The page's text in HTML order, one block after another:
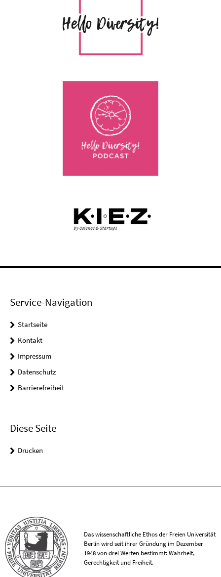
Service-Navigation
Startseite
Kontakt
Impressum
Datenschutz
Barrierefreiheit
Diese Seite
Drucken
Das wissenschaftliche Ethos der Freien Universität
Berlin wird seit ihrer Gründung im Dezember
1948 von drei Werten bestimmt: Wahrheit,
Gerechtigkeit und Freiheit.